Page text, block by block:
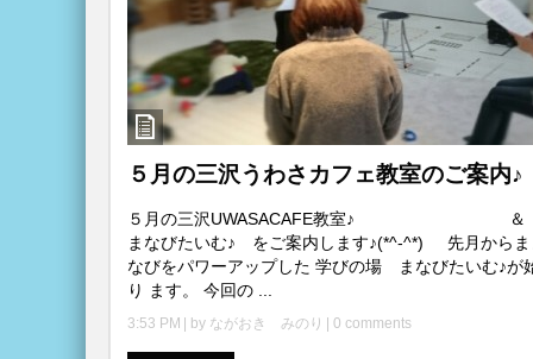
５月の三沢うわさカフェ教室のご案内♪
５月の三沢UWASACAFE教室♪
まなびたいむ♪ をご案内します♪(*^-^*) 先月からま
なびをパワーアップした 学びの場 まなびたいむ♪が
り ます。 今回の ...
3:53 PM | by ながおき みのり 0 comments